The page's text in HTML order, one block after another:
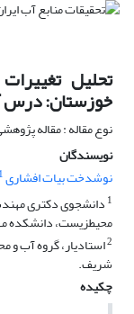
تحلیل
خوزستان: درس
نوع مقاله : مقاله
نویسندگان
نوشدخت بیات افشاری1
1 دانشجوی دکتری
محیطزیست، دانشکده
2استادیار، گروه آب
شریف.
چکیده